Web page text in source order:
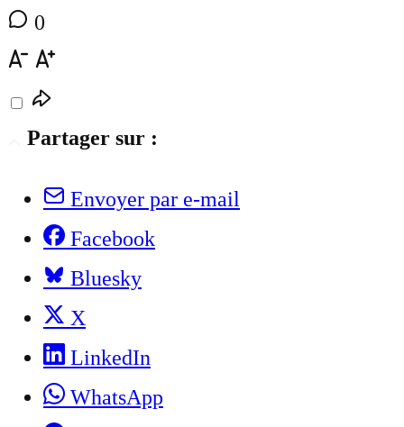
0
Partager sur :
Envoyer par e-mail
Facebook
Bluesky
X
LinkedIn
WhatsApp